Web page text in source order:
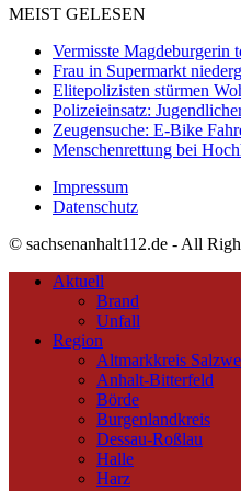
MEIST GELESEN
Vermisste Magdeburgerin
Frau in Supermarkt
Elitepolizisten stürmen
Polizeieinsatz:
Zeugensuche: E-Bike
Menschenrettung bei
Impressum
Datenschutz
© sachsenanhalt112.de - All
Aktuell
Brand
Unfall
Region
Altmarkkreis
Anhalt-Bitterfeld
Börde
Burgenlandkreis
Dessau-Roßlau
Halle
Harz